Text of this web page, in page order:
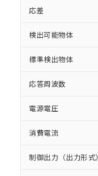
応差
検出可能物体
標準検出物体
応答周波数
電源電圧
消費電流
制御出力（出力形式）